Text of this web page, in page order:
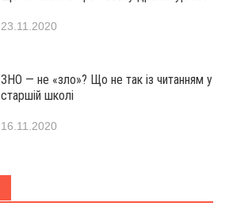
23.11.2020
ЗНО — не «зло»? Що не так із читанням у
старшій школі
16.11.2020